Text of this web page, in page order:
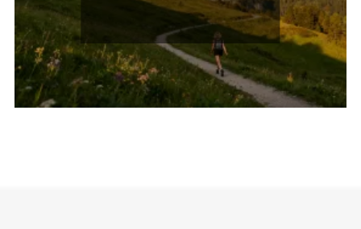
dojść na szczyt?